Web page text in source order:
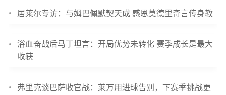
居莱尔专访：与姆巴佩默契天成 感恩莫德里奇言传身教
浴血奋战后马丁坦言：开局优势未转化 赛季成长是最大
收获
弗里克谈巴萨收官战：莱万用进球告别，下赛季挑战更